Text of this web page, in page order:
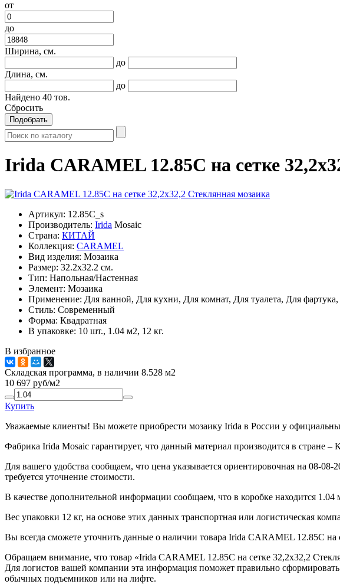
от
до
Ширина, см.
до
Длина, см.
до
Найдено 40 тов.
Сбросить
Подобрать
Irida CARAMEL 12.85C на сетке
Артикул: 12.85C_s
Производитель: Irida Mosaic
Страна: КИТАЙ
Коллекция: CARAMEL
Вид изделия: Мозаика
Размер: 32.2x32.2 см.
Тип: Напольная/Настенная
Элемент: Мозаика
Применение: Для ванной, Для кухни, Для комнат, Для туалета, Для
Стиль: Современный
Форма: Квадратная
В упаковке: 10 шт., 1.04 м2, 12 кг.
В избранное
Складская программа, в наличии 8.528 м2
10 697 руб/м2
Купить
Уважаемые клиенты! Вы можете приобрести мозаику Irida в России у
Фабрика Irida Mosaic гарантирует, что данный материал производится в стране
Для вашего удобства сообщаем, что цена указывается ориентировочная на 08-
требуется уточнение стоимости.
В качестве дополнительной информации сообщаем, что в коробке находится 1.04
Вес упаковки 12 кг, на основе этих данных транспортная или логистическая
Вы всегда сможете уточнить данные о наличии товара Irida CARAMEL 12.85C на
Обращаем внимание, что товар «Irida CARAMEL 12.85C на сетке 32,2x32,2
Для логистов вашей компании эта информация поможет правильно
обычных подъемников или на лифте.